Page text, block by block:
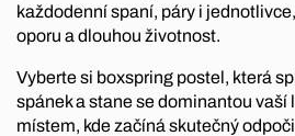
každodenní spaní, páry i
oporu a dlouhou životnost.
Vyberte si boxspring postel, která
spánek a stane se dominantou vaší
místem, kde začíná skutečný